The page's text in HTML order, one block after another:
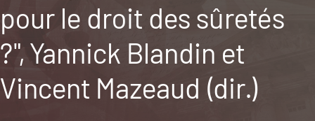
pour le droit des sûretés
?", Yannick Blandin et
Vincent Mazeaud (dir.)